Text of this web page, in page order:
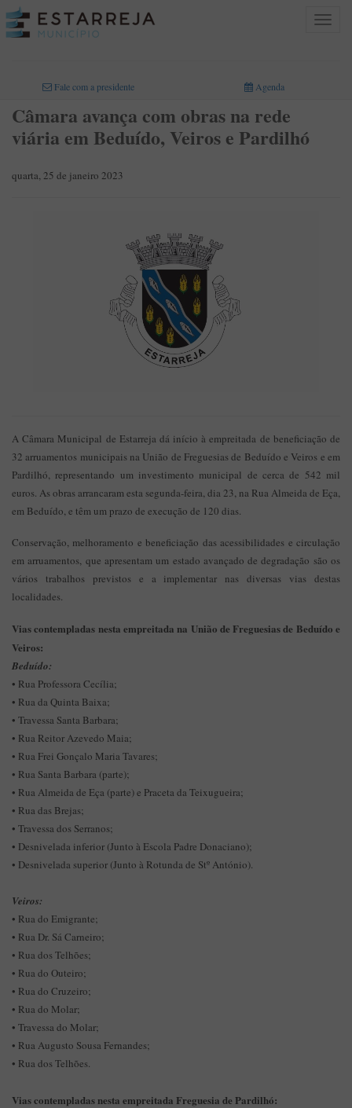
Toggle
Fale com a presidente Agenda
Câmara avança com obras na rede
viária em Beduído, Veiros e Pardilhó
quarta, 25 de janeiro 2023
A Câmara Municipal de Estarreja dá início à empreitada de beneficiação de
32 arruamentos municipais na União de Freguesias de Beduído e Veiros e em
Pardilhó, representando um investimento municipal de cerca de 542 mil
euros. As obras arrancaram esta segunda-feira, dia 23, na Rua Almeida de Eça,
em Beduído, e têm um prazo de execução de 120 dias.
Conservação, melhoramento e beneficiação das acessibilidades e circulação
em arruamentos, que apresentam um estado avançado de degradação são os
vários trabalhos previstos e a implementar nas diversas vias destas
localidades.
Vias contempladas nesta empreitada na União de Freguesias de Beduído e
Veiros:
Beduído:
• Rua Professora Cecília;
• Rua da Quinta Baixa;
• Travessa Santa Barbara;
• Rua Reitor Azevedo Maia;
• Rua Frei Gonçalo Maria Tavares;
• Rua Santa Barbara (parte);
• Rua Almeida de Eça (parte) e Praceta da Teixugueira;
• Rua das Brejas;
• Travessa dos Serranos;
• Desnivelada inferior (Junto à Escola Padre Donaciano);
• Desnivelada superior (Junto à Rotunda de Stº António).
Veiros:
• Rua do Emigrante;
• Rua Dr. Sá Carneiro;
• Rua dos Telhões;
• Rua do Outeiro;
• Rua do Cruzeiro;
• Rua do Molar;
• Travessa do Molar;
• Rua Augusto Sousa Fernandes;
• Rua dos Telhões.
Vias contempladas nesta empreitada Freguesia de Pardilhó: